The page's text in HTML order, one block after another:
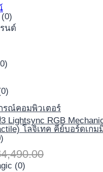
นด์
(0)
0)
0)
)
(0)
รณ์คอมพิวเตอร์
Lightsync RGB
โลจิเทค คีย์บอร์ดเกม
4,490.00